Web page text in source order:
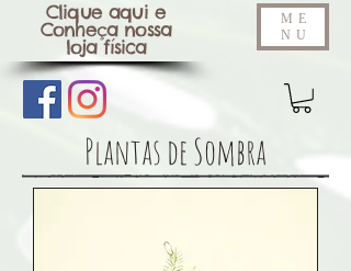
Clique aqui e
Conheça nossa
loja física
ME
NU
Plantas de Sombra